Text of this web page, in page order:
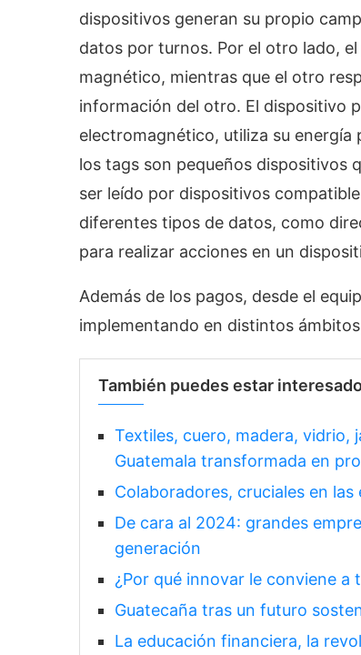
dispositivos generan su propio
datos por turnos. Por el otro lado,
magnético, mientras que el otro
información del otro. El dispositivo
electromagnético, utiliza su energía
los tags son pequeños dispositivos
ser leído por dispositivos
diferentes tipos de datos, como
para realizar acciones en un
Además de los pagos, desde el
implementando en distintos
También puedes estar
Textiles, cuero, madera, vidrio,
Guatemala transformada en
Colaboradores, cruciales en
De cara al 2024: grandes
generación
¿Por qué innovar le conviene a
Guatecaña tras un futuro
La educación financiera, la